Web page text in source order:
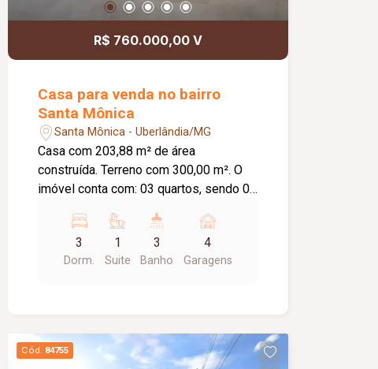
R$ 760.000,00 V
Casa para venda no bairro
Santa Mônica
Santa Mônica - Uberlândia/MG
Casa com 203,88 m² de área
construída. Terreno com 300,00 m². O
imóvel conta com: 03 quartos, sendo 01
com armários planejados e bancada
alta; Varanda gourmet ampla, coberta
em laje, com bancada e churrasqueira a
de garagem cobertas; Diferenciais:
Completa em armários planejados;
3
Dorm.
1
Suite
3
Banho
4
Garagens
Cód. 84755